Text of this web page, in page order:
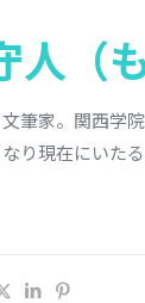
人（
筆家。関西学
り現在にいた